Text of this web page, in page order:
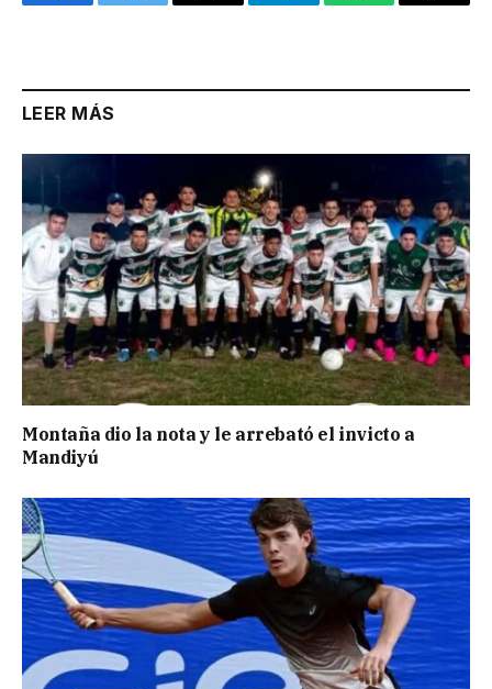
LEER MÁS
Montaña dio la nota y le arrebató el invicto a
Mandiyú